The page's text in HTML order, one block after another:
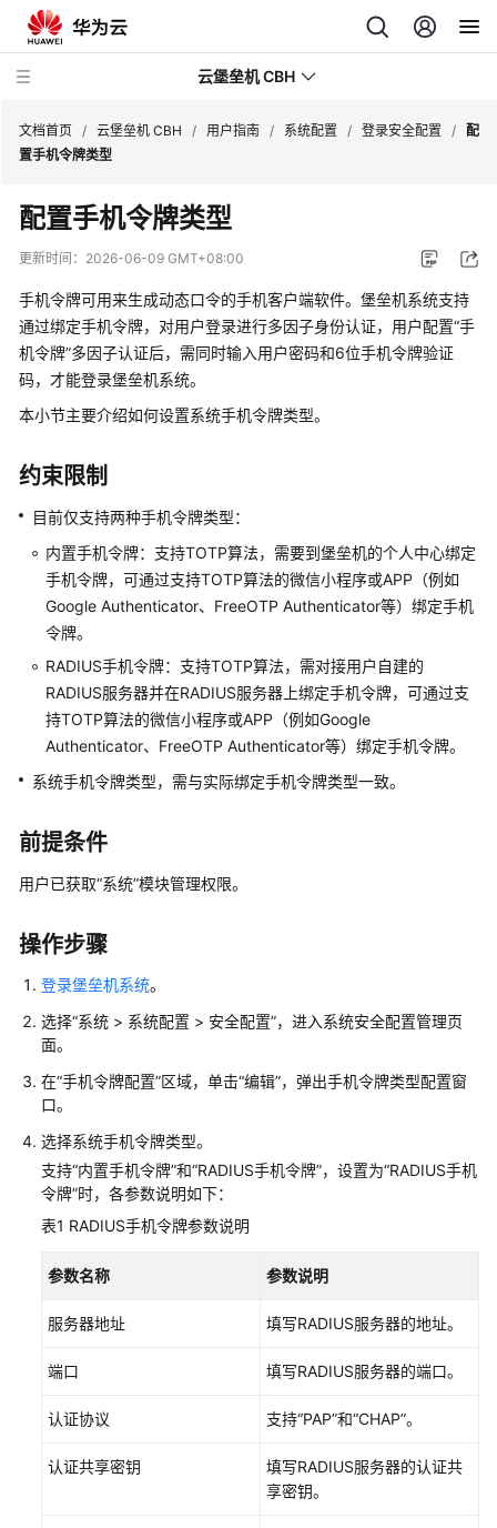
云堡垒机 CBH
最
动
态
服
务
产
品
介
绍
计
费
明
快
速
门
用
指
南
作
引
过
IAM
授
予
用
的
限
购
云
文档首页 / 云堡垒机 CBH / 用户指南 / 系统配置 / 登录安全配置 /
配
置手机令牌类型
配置手机令牌类型
更新时间： 2026-06-09 GMT+08:00
手机令牌可用来生成动态口令的手机客户端软件。堡垒机系统支持
通过绑定手机令牌，对用户登录进行多因子身份认证，用户配置“手
机令牌”多因子认证后，需同时输入用户密码和6位手机令牌验证
码，才能登录堡垒机系统。
本小节主要介绍如何设置系统手机令牌类型。
约束限制
目前仅支持两种手机令牌类型：
内置手机令牌：支持TOTP算法，需要到堡垒机的个人中心绑定
手机令牌，可通过支持TOTP算法的微信小程序或APP（例如
Google Authenticator、FreeOTP Authenticator等）绑定手机
令牌。
RADIUS手机令牌：支持TOTP算法，需对接用户自建的
RADIUS服务器并在RADIUS服务器上绑定手机令牌，可通过支
持TOTP算法的微信小程序或APP（例如Google
Authenticator、FreeOTP Authenticator等）绑定手机令牌。
系统手机令牌类型，需与实际绑定手机令牌类型一致。
前提条件
用户已获取“系统”模块管理权限。
操作步骤
登录堡垒机系统。
选择“系统 > 系统配置 > 安全配置”，进入系统安全配置管理页
面。
在“手机令牌配置”区域，单击“编辑”，弹出手机令牌类型配置窗
口。
选择系统手机令牌类型。
支持“内置手机令牌”和“RADIUS手机令牌”，设置为“RADIUS手机
令牌”时，各参数说明如下：
表1 RADIUS手机令牌参数说明
参数名称 参数说明
服务器地址 填写RADIUS服务器的地址。
端口 填写RADIUS服务器的端口。
认证协议 支持“PAP”和“CHAP”。
认证共享密钥
填写RADIUS服务器的认证共
享密钥。